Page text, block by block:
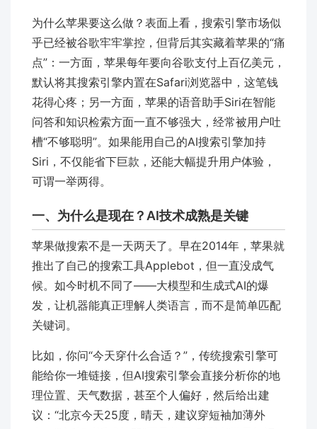
为什么苹果要这么做？表面上看，搜索引擎市场似
乎已经被谷歌牢牢掌控，但背后其实藏着苹果的“痛
点”：一方面，苹果每年要向谷歌支付上百亿美元，
默认将其搜索引擎内置在Safari浏览器中，这笔钱
花得心疼；另一方面，苹果的语音助手Siri在智能
问答和知识检索方面一直不够强大，经常被用户吐
槽“不够聪明”。如果能用自己的AI搜索引擎加持
Siri，不仅能省下巨款，还能大幅提升用户体验，
可谓一举两得。
一、为什么是现在？AI技术成熟是关键
苹果做搜索不是一天两天了。早在2014年，苹果就
推出了自己的搜索工具Applebot，但一直没成气
候。如今时机不同了——大模型和生成式AI的爆
发，让机器能真正理解人类语言，而不是简单匹配
关键词。
比如，你问“今天穿什么合适？”，传统搜索引擎可
能给你一堆链接，但AI搜索引擎会直接分析你的地
理位置、天气数据，甚至个人偏好，然后给出建
议：“北京今天25度，晴天，建议穿短袖加薄外